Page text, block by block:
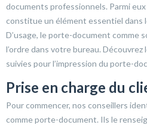
documents professionnels. Parmi
constitue un élément essentiel dans
D’usage, le porte-document comme
l’ordre dans votre bureau.
suivies pour l’impression du porte-
Prise en charge du
Pour commencer, nos conseillers
comme porte-document. Ils le